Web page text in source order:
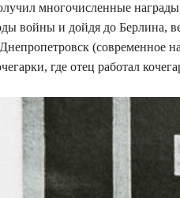
многочисленные
войны и дойдя до Берлина,
(современное
где отец работал